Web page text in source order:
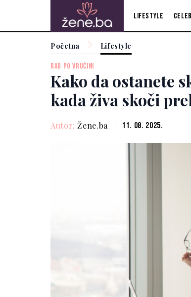
Lifestyle
Početna Lifestyle
RAD PO VRUĆINI
Kako da ostanete
kada živa skoči
Autor: Žene.ba 11. 08. 2025.